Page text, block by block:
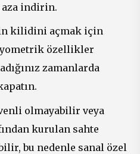
indirin.
kilidini açmak için
özellikler
zamanlarda
olmayabilir veya
kurulan sahte
bu nedenle sanal özel